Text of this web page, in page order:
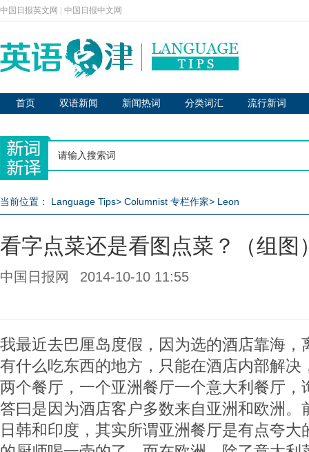
中国日报英文网 中国日报中文网
首页 双语新闻 新闻热词 分类词汇 流行新词
当前位置： Language Tips> Columnist 专栏作家> Leon
看字点菜还是看图点菜？（组图
中国日报网 2014-10-10 11:55
我最近去巴厘岛度假，因为选的酒店靠海，
有什么吃东西的地方，只能在酒店内部解决
两个餐厅，一个亚洲餐厅一个意大利餐厅，
答曰是因为酒店客户多数来自亚洲和欧洲。
日韩和印度，其实所谓亚洲餐厅是有点夸大